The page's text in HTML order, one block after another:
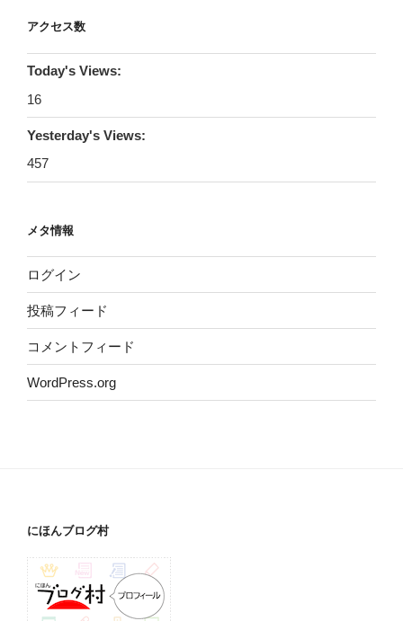
アクセス数
Today's Views:
16
Yesterday's Views:
457
メタ情報
ログイン
投稿フィード
コメントフィード
WordPress.org
にほんブログ村